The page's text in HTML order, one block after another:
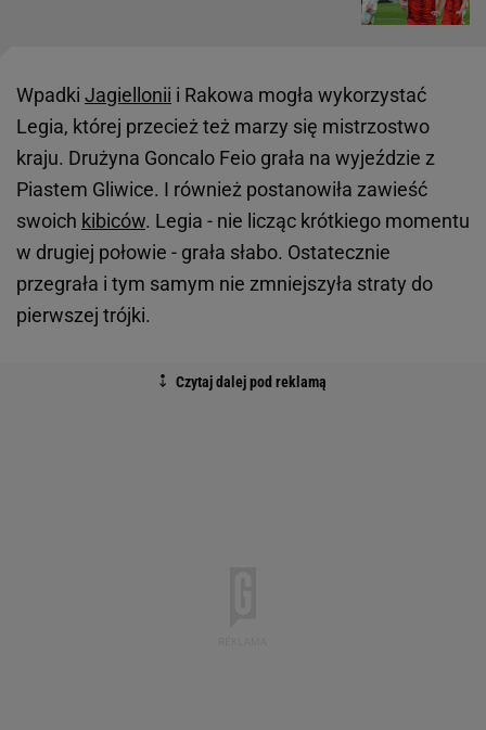
Wpadki Jagiellonii i Rakowa mogła wykorzystać
Legia, której przecież też marzy się mistrzostwo
kraju. Drużyna Goncalo Feio grała na wyjeździe z
Piastem Gliwice. I również postanowiła zawieść
swoich kibiców. Legia - nie licząc krótkiego momentu
w drugiej połowie - grała słabo. Ostatecznie
przegrała i tym samym nie zmniejszyła straty do
pierwszej trójki.